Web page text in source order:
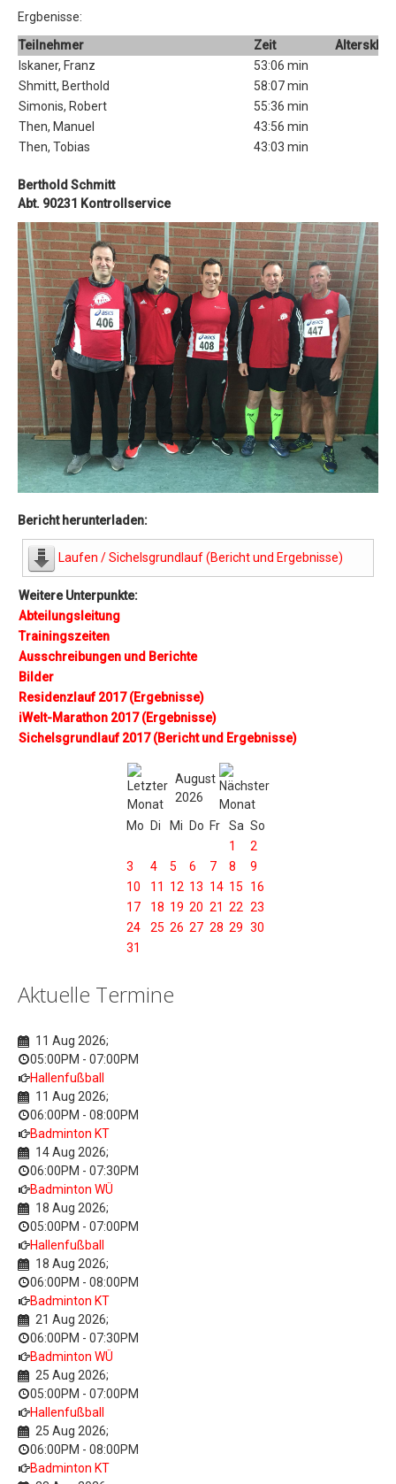
Triathlon
Wandern (Aktive)
Wandern (Senioren)
Impressum / Datenschutz
Kontakt
Ergbenisse:
Teilnehmer
Zeit
Iskaner, Franz
53:06 min
Shmitt, Berthold
58:07 min
Simonis, Robert
55:36 min
Then, Manuel
43:56 min
Then, Tobias
43:03 min
Berthold Schmitt
Abt. 90231 Kontrollservice
Bericht herunterladen:
Laufen / Sichelsgrundlauf (Bericht und Ergebnisse)
Weitere Unterpunkte:
Abteilungsleitung
Trainingszeiten
Ausschreibungen und Berichte
Bilder
Residenzlauf 2017 (Ergebnisse)
iWelt-Marathon 2017 (Ergebnisse)
Sichelsgrundlauf 2017 (Bericht und Ergebnisse)
August
2026
Mo
Di Mi Do Fr Sa So
1
2
3
4 5 6 7 8
9
10
11 12 13 14 15
16
17
18 19 20 21 22 23
24
25 26 27 28 29 30
31
Aktuelle Termine
11 Aug 2026;
05:00PM - 07:00PM
Hallenfußball
11 Aug 2026;
06:00PM - 08:00PM
Badminton KT
14 Aug 2026;
06:00PM - 07:30PM
Badminton WÜ
18 Aug 2026;
05:00PM - 07:00PM
Hallenfußball
18 Aug 2026;
06:00PM - 08:00PM
Badminton KT
21 Aug 2026;
06:00PM - 07:30PM
Badminton WÜ
25 Aug 2026;
05:00PM - 07:00PM
Hallenfußball
25 Aug 2026;
06:00PM - 08:00PM
Badminton KT